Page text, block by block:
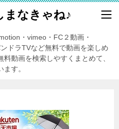
まなきゃね♪
・vimeo・FC２動画・
ドラTVなど無料で動画を楽しめ
動画を検索しやすくまとめて、
す。